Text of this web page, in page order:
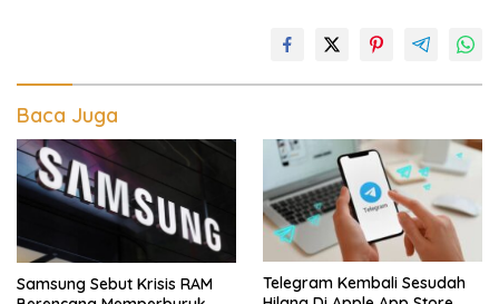
Baca Juga
Samsung Sebut Krisis RAM
Telegram Kembali Sesudah